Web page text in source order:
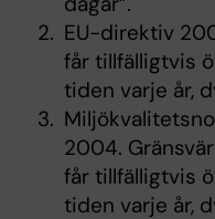
EU-direktiv
får tillfälligtvis
tiden varje år,
2004.
får tillfälligtvis
tiden varje år,